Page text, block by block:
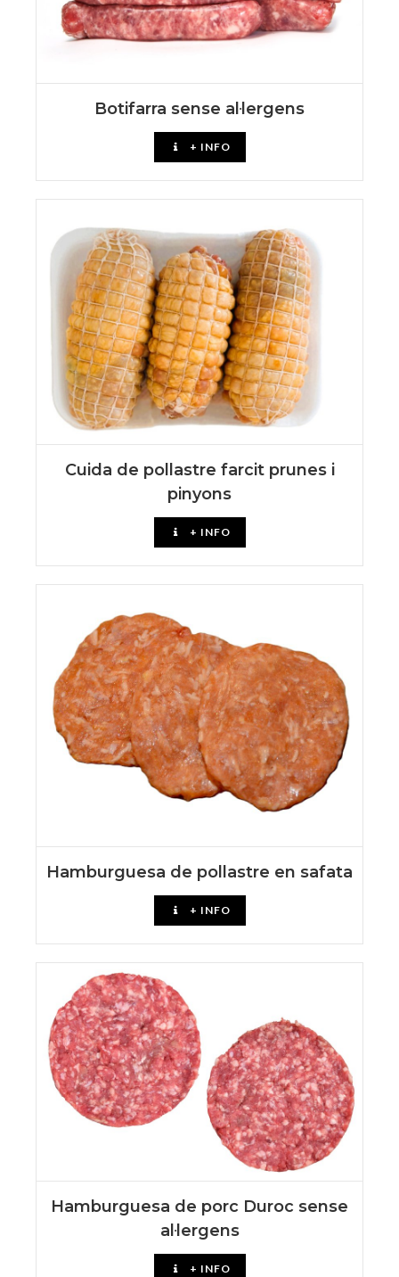
Botifarra sense al·lergens
+ INFO
Cuida de pollastre farcit prunes i
pinyons
+ INFO
Hamburguesa de pollastre en safata
+ INFO
Hamburguesa de porc Duroc sense
al·lergens
+ INFO